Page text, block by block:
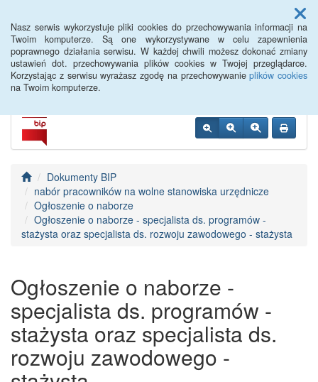
Nasz serwis wykorzystuje pliki cookies do przechowywania informacji na
Twoim komputerze. Są one wykorzystywane w celu zapewnienia
poprawnego działania serwisu. W każdej chwili możesz dokonać zmiany
ustawień dot. przechowywania plików cookies w Twojej przeglądarce.
Korzystając z serwisu wyrażasz zgodę na przechowywanieplików cookies
na Twoim komputerze.
Menu
PUP Góra
Dokumenty BIP
nabór pracowników na wolne stanowiska urzędnicze
Ogłoszenie o naborze
Ogłoszenie o naborze - specjalista ds. programów -
stażysta oraz specjalista ds. rozwoju zawodowego - stażysta
Ogłoszenie o naborze -
specjalista ds. programów -
stażysta oraz specjalista ds.
rozwoju zawodowego -